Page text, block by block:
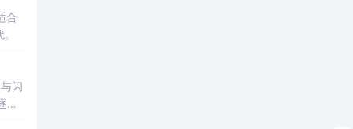
合
闪
渐